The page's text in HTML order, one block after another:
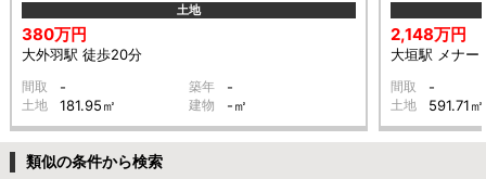
土地
380万円
大外羽駅 徒歩20分
間取 - 築年 -
土地 181.95㎡ 建物 -㎡
2,148万円
大垣駅 メナー
間取 -
土地 591.71㎡
類似の条件から検索